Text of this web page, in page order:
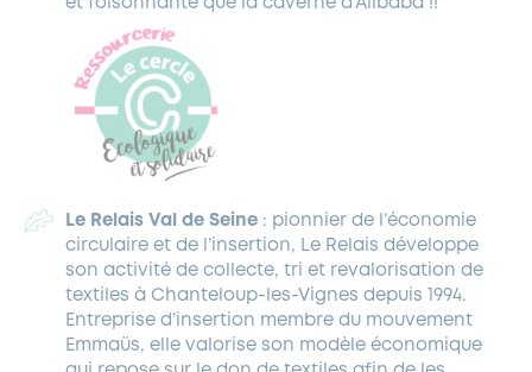
Le Relais Val de Seine : pionnier de l’économie
circulaire et de l’insertion, Le Relais développe
son activité de collecte, tri et revalorisation de
textiles à Chanteloup-les-Vignes depuis 1994.
Entreprise d’insertion membre du mouvement
Emmaüs, elle valorise son modèle économique